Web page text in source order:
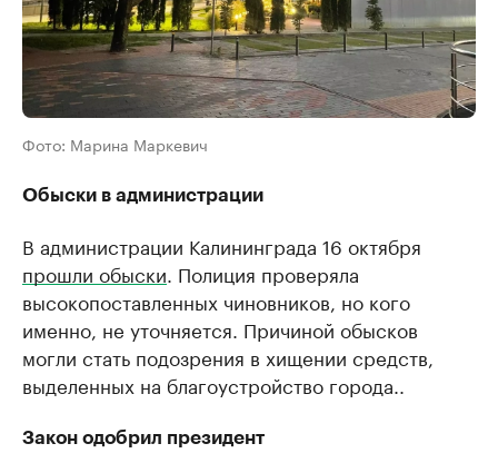
Фото: Марина Маркевич
Обыски в администрации
В администрации Калининграда 16 октября
прошли обыски . Полиция проверяла
высокопоставленных чиновников, но кого
именно, не уточняется. Причиной обысков
могли стать подозрения в хищении средств,
выделенных на благоустройство города..
Закон одобрил президент